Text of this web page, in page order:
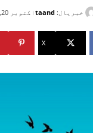
خبریال: taand اکتوبر 20, 2019
X